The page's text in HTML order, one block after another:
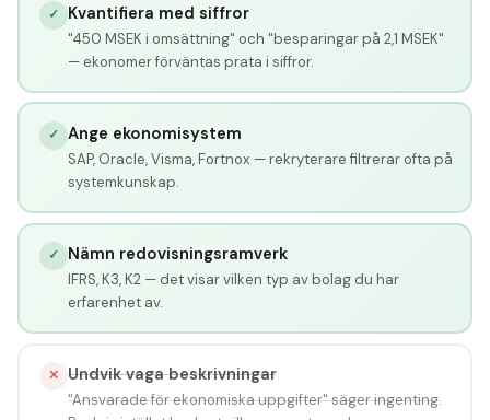
✓ Kvantifiera med siffror
"450 MSEK i omsättning" och "besparingar på 2,1 MSEK"
— ekonomer förväntas prata i siffror.
✓ Ange ekonomisystem
SAP, Oracle, Visma, Fortnox — rekryterare filtrerar ofta på
systemkunskap.
✓ Nämn redovisningsramverk
IFRS, K3, K2 — det visar vilken typ av bolag du har
erfarenhet av.
✕ Undvik vaga beskrivningar
"Ansvarade för ekonomiska uppgifter" säger ingenting.